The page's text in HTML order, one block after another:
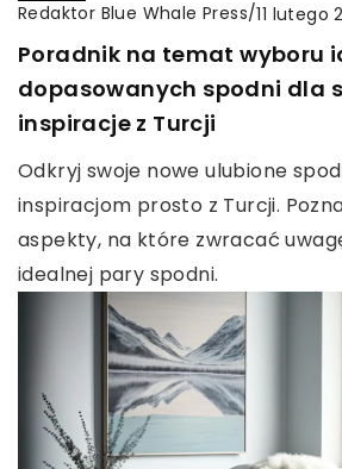
Redaktor Blue Whale Press/11 lutego
Poradnik na temat wyboru
dopasowanych spodni dla
inspiracje z Turcji
Odkryj swoje nowe ulubione
inspiracjom prosto z Turcji.
aspekty, na które zwracać
idealnej pary spodni.